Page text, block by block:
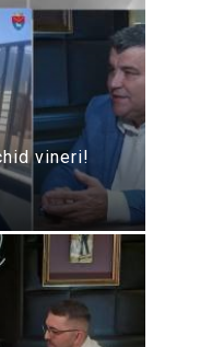
vineri!